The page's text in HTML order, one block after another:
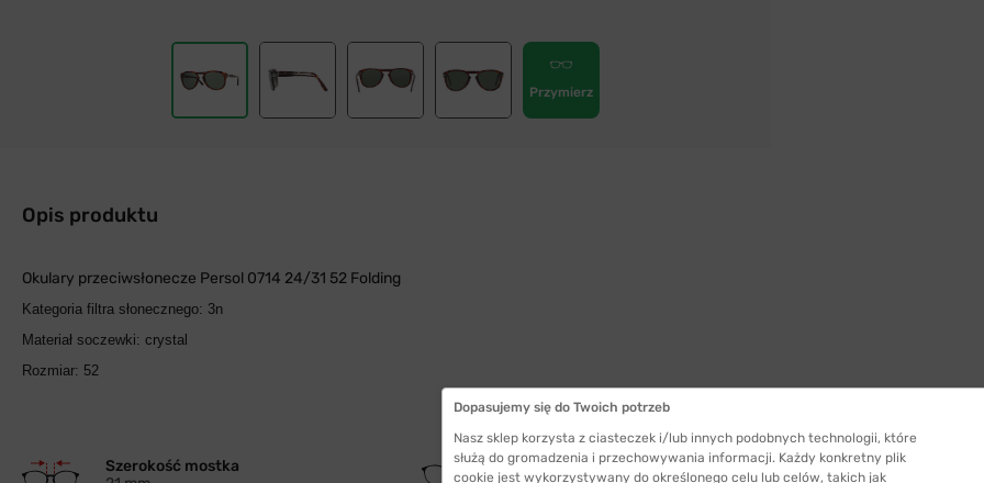
Przymierz
Opis produktu
Okulary przeciwsłonecze Persol 0714 24/31 52 Folding
Kategoria filtra słonecznego: 3n
Materiał soczewki: crystal
Rozmiar: 52
Szerokość mostka
Szerokość szkła
Dopasujemy się do Twoich potrzeb
Nasz sklep korzysta z ciasteczek i/lub innych podobnych technologii, które
służą do gromadzenia i przechowywania informacji. Każdy konkretny plik
cookie jest wykorzystywany do określonego celu lub celów, takich jak